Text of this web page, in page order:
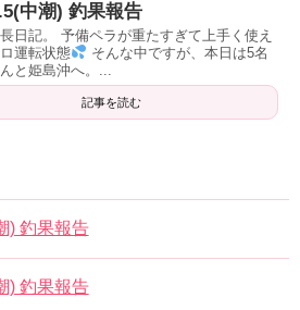
中潮) 釣果報告
日記。 予備ペラが重たすぎて上手く使え
運転状態
そんな中ですが、本日は5名
と姫島沖へ。...
記事を読む
) 釣果報告
) 釣果報告